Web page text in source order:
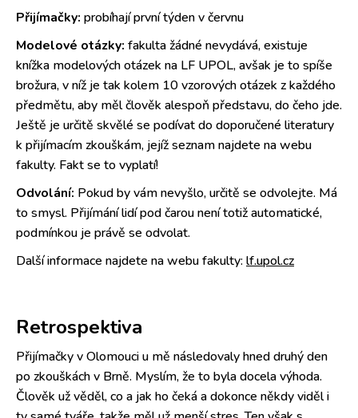
Přijímačky: probíhají první týden v červnu
Modelové otázky: fakulta žádné nevydává, existuje
knížka modelových otázek na LF UPOL, avšak je to spíše
brožura, v níž je tak kolem 10 vzorových otázek z každého
předmětu, aby měl člověk alespoň představu, do čeho jde.
Ještě je určitě skvělé se podívat do doporučené literatury
k přijímacím zkouškám, jejíž seznam najdete na webu
fakulty. Fakt se to vyplatí!
Odvolání: Pokud by vám nevyšlo, určitě se odvolejte. Má
to smysl. Přijímání lidí pod čarou není totiž automatické,
podmínkou je právě se odvolat.
Další informace najdete na webu fakulty: lf.upol.cz
Retrospektiva
Přijímačky v Olomouci u mě následovaly hned druhý den
po zkouškách v Brně. Myslím, že to byla docela výhoda.
Člověk už věděl, co a jak ho čeká a dokonce někdy viděl i